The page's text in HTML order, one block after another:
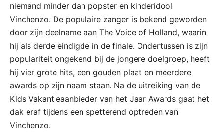
niemand minder dan popster en kinderidool
Vinchenzo. De populaire zanger is bekend geworden
door zijn deelname aan The Voice of Holland, waarin
hij als derde eindigde in de finale. Ondertussen is zijn
populariteit ongekend bij de jongere doelgroep, heeft
hij vier grote hits, een gouden plaat en meerdere
awards op zijn naam staan. Na de uitreiking van de
Kids Vakantieaanbieder van het Jaar Awards gaat het
dak eraf tijdens een spetterend optreden van
Vinchenzo.